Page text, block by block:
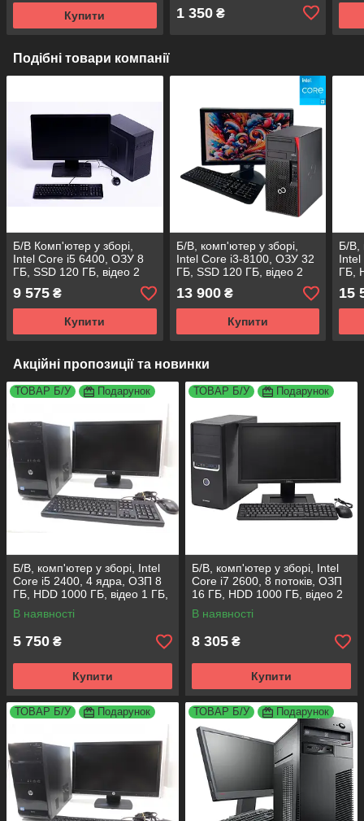
Купити 1 350₴
Подібні товари компанії
Б/В Комп'ютер у зборі,
Intel Core i5 6400, ОЗУ 8
ГБ, SSD 120 ГБ, відео 2
ГБ, монітор 24"
9 575 ₴
Купити
Б/В, комп'ютер у зборі,
Intel Core i3-8100, ОЗУ 32
ГБ, SSD 120 ГБ, відео 2
ГБ, монітор 24"
13 900₴
Купити
Б/В,
ГБ,
ГБ,
15
Акційні пропозиції та новинки
ТОВАР Б/У Подарунок
Б/В, комп'ютер у зборі, Intel
Core i5 2400, 4 ядра, ОЗП 8
ГБ, HDD 1000 ГБ, відео 1 ГБ,
монітор 19"
В наявності
5 750 ₴
Купити
ТОВАР Б/У Подарунок
Б/В, комп'ютер у зборі, Intel
Core i7 2600, 8 потоків, ОЗП
16 ГБ, HDD 1000 ГБ, відео 2
ГБ, монітор 19"
В наявності
8 305 ₴
Купити
ТОВАР Б/У Подарунок ТОВАР Б/У Подарунок